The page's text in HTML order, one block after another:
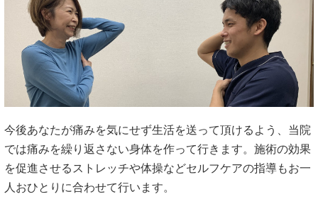
今後あなたが痛みを気にせず生活を送って頂けるよう、当院
では痛みを繰り返さない身体を作って行きます。施術の効果
を促進させるストレッチや体操などセルフケアの指導もお一
人おひとりに合わせて行います。